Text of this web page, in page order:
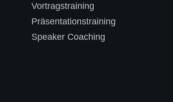
Vortragstraining
Präsentationstraining
Speaker Coaching